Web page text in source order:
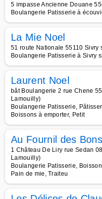
5 impasse Ancienne Douane
Boulangerie Patisserie à
La Mie Noel
51 route Nationale 55110 Sivry
Boulangerie Patisserie à Sivry
Laurent Noel
bât Boulangerie 2 rue Chene
Lamouilly)
Boulangerie Patisserie,
Boissons à emporter, Petit
Au Fournil des
1 Château De Liry rue Sedan
Lamouilly)
Boulangerie Patisserie,
Pain de mie, Traiteu